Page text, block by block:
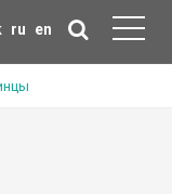
ru en